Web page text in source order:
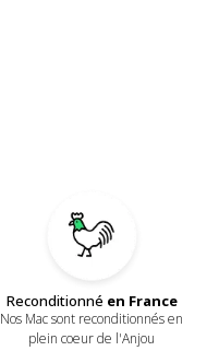
Reconditionné en France
Nos Mac sont reconditionnés en
plein coeur de l'Anjou